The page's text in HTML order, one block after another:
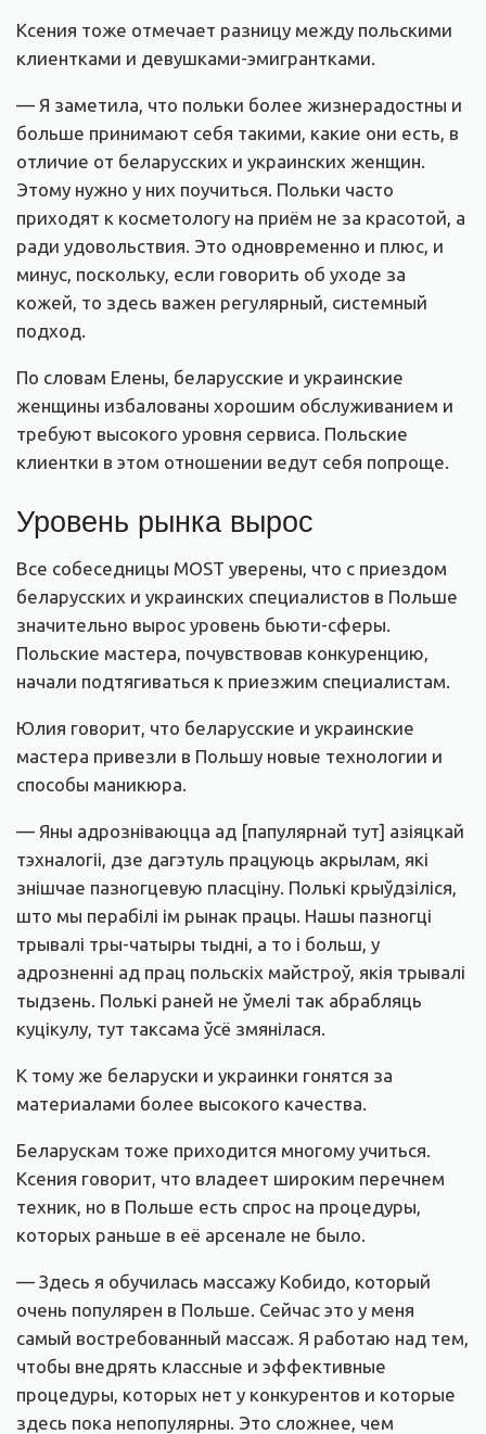
Ксения тоже отмечает разницу между польскими
клиентками и девушками-эмигрантками.
— Я заметила, что польки более жизнерадостны и
больше принимают себя такими, какие они есть, в
отличие от беларусских и украинских женщин.
Этому нужно у них поучиться. Польки часто
приходят к косметологу на приём не за красотой, а
ради удовольствия. Это одновременно и плюс, и
минус, поскольку, если говорить об уходе за
кожей, то здесь важен регулярный, системный
подход.
По словам Елены, беларусские и украинские
женщины избалованы хорошим обслуживанием и
требуют высокого уровня сервиса. Польские
клиентки в этом отношении ведут себя попроще.
Уровень рынка вырос
Все собеседницы MOST уверены, что с приездом
беларусских и украинских специалистов в Польше
значительно вырос уровень бьюти-сферы.
Польские мастера, почувствовав конкуренцию,
начали подтягиваться к приезжим специалистам.
Юлия говорит, что беларусские и украинские
мастера привезли в Польшу новые технологии и
способы маникюра.
— Яны адрозніваюцца ад [папулярнай тут] азіяцкай
тэхналогіі, дзе дагэтуль працуюць акрылам, які
знішчае пазногцевую пласціну. Полькі крыўдзіліся,
што мы перабілі ім рынак працы. Нашы пазногці
трывалі тры-чатыры тыдні, а то і больш, у
адрозненні ад прац польскіх майстроў, якія трывалі
тыдзень. Полькі раней не ўмелі так абрабляць
куцікулу, тут таксама ўсё змянілася.
К тому же беларуски и украинки гонятся за
материалами более высокого качества.
Беларускам тоже приходится многому учиться.
Ксения говорит, что владеет широким перечнем
техник, но в Польше есть спрос на процедуры,
которых раньше в её арсенале не было.
— Здесь я обучилась массажу Кобидо, который
очень популярен в Польше. Сейчас это у меня
самый востребованный массаж. Я работаю над тем,
чтобы внедрять классные и эффективные
процедуры, которых нет у конкурентов и которые
здесь пока непопулярны. Это сложнее, чем